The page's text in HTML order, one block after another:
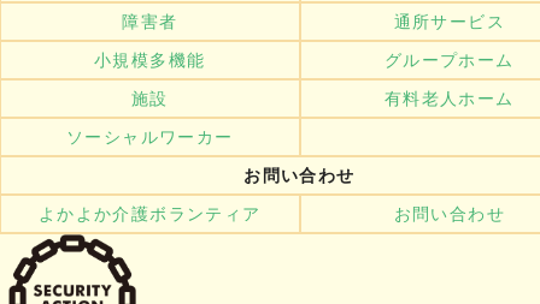
障害者
通所サービス
小規模多機能
グループホーム
施設
有料老人ホーム
ソーシャルワーカー
お問い合わせ
よかよか介護ボランティア
お問い合わせ